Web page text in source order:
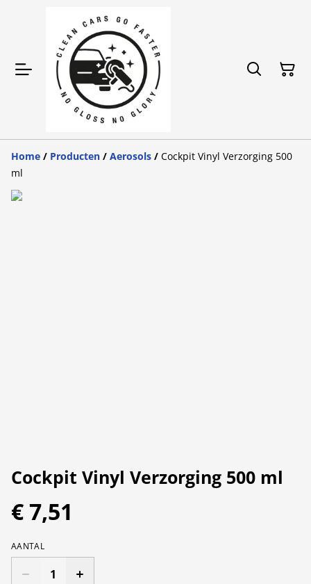
Home / Producten / Aerosols / Cockpit Vinyl Verzorging 500
ml
Cockpit Vinyl Verzorging 500 ml
€ 7,51
AANTAL